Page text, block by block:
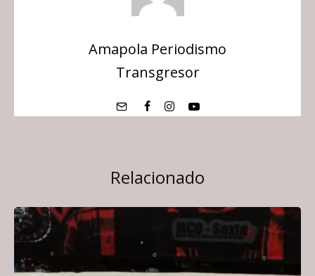
Amapola Periodismo
Transgresor
Relacionado